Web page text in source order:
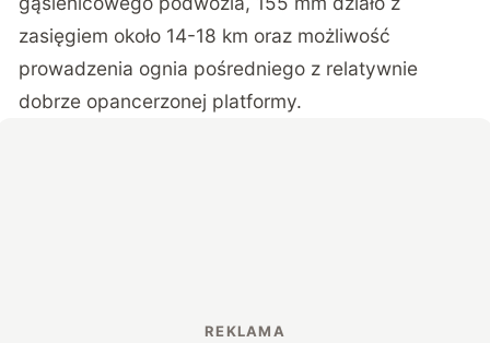
zasięgiem około 14-18 km oraz możliwość
prowadzenia ognia pośredniego z relatywnie
dobrze opancerzonej platformy.